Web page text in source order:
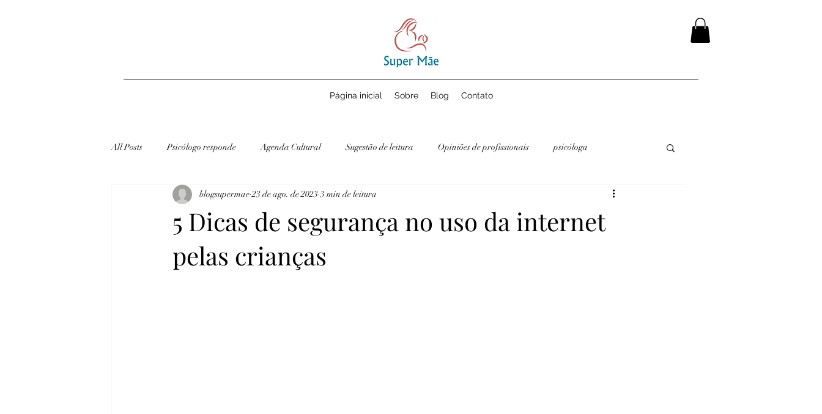
Página inicial Sobre Blog Contato
All Posts Psicólogo responde Agenda Cultural Sugestão de leitura Opiniões de profissionais psicóloga
redes sociais Dicas
5 Dicas de segurança no uso da internet
pelas crianças
blogsupermae 23 de ago. de 2023 3 min de leitura